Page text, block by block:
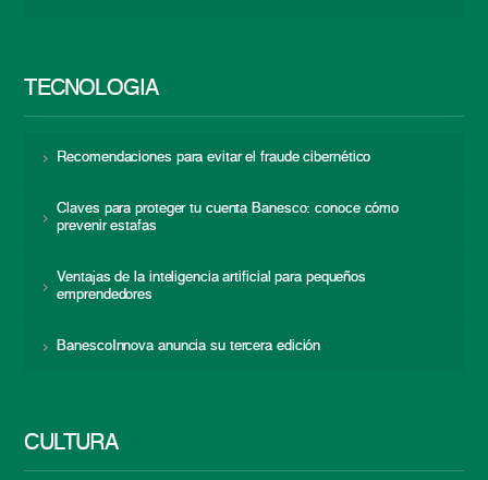
TECNOLOGÍA
Recomendaciones para evitar el fraude cibernético
Claves para proteger tu cuenta Banesco: conoce cómo
prevenir estafas
Ventajas de la inteligencia artificial para pequeños
emprendedores
BanescoInnova anuncia su tercera edición
CULTURA